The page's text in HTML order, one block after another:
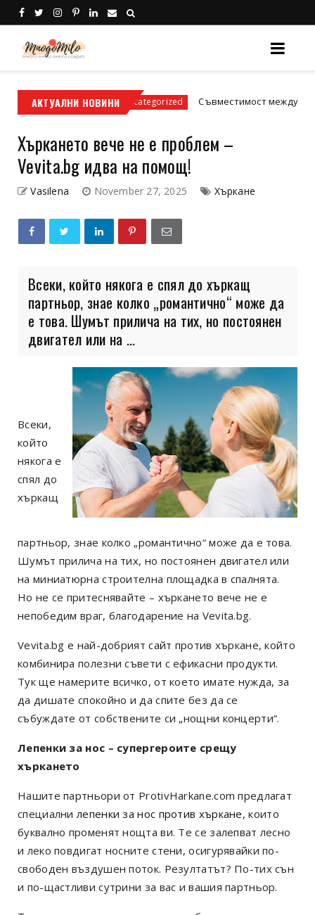
АКТУАЛНИ НОВИНИ
условия Uncategorized Съвместимост между зодиите:
Хъркането вече не е проблем –
Vevita.bg идва на помощ!
Vasilena November 27, 2025 Хъркане
Всеки, който някога е спял до хъркащ
партньор, знае колко „романтично“ може да
е това. Шумът прилича на тих, но постоянен
двигател или на ...
Всеки,
който
някога е
спял до
хъркащ
партньор, знае колко „романтично“ може да е това.
Шумът прилича на тих, но постоянен двигател или
на миниатюрна строителна площадка в спалнята.
Но не се притеснявайте – хъркането вече не е
непобедим враг, благодарение на Vevita.bg.
Vevita.bg е най-добрият сайт против хъркане, който
комбинира полезни съвети с ефикасни продукти.
Тук ще намерите всичко, от което имате нужда, за
да дишате спокойно и да спите без да се
събуждате от собствените си „нощни концерти“.
Лепенки за нос – супергероите срещу
хъркането
Нашите партньори от ProtivHarkane.com предлагат
специални лепенки за нос против хъркане, които
буквално променят нощта ви. Те се залепват лесно
и леко повдигат носните стени, осигурявайки по-
свободен въздушен поток. Резултатът? По-тих сън
и по-щастливи сутрини за вас и вашия партньор.